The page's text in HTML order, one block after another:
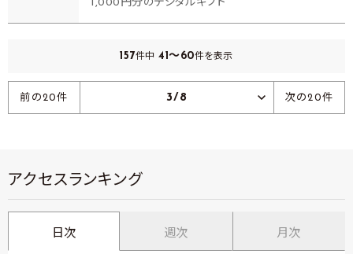
1,000円分のデジタルギフト
157件中41～60件を表示
前の20件 3/8 次の20件
アクセスランキング
日次 週次 月次